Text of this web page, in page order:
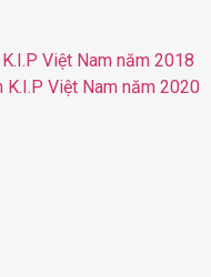
Việt Nam năm 2018
K.I.P Việt Nam năm 2020